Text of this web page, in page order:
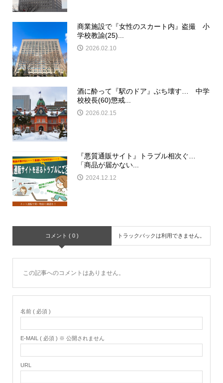
商業施設で『女性のスカート内』盗撮 小
学校教諭(25)...
2026.02.10
酒に酔って『駅のドア』ぶち壊す… 中学
校校長(60)懲戒...
2026.02.15
『悪質通販サイト』トラブル相次ぐ…
「商品が届かない...
2024.12.12
コメント ( 0 ) トラックバックは利用できません。
この記事へのコメントはありません。
名前 ( 必須 )
E-MAIL ( 必須 ) ※ 公開されません
URL